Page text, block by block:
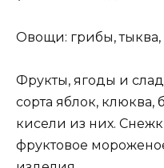
Овощи: грибы,
Фрукты, ягоды и
сорта яблок, клюква,
кисели из них.
фруктовое